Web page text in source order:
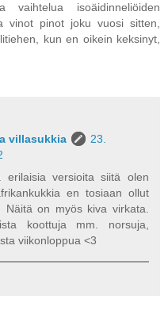
vaihtelua isoäidinneliöiden
vinot pinot joku vuosi sitten,
kun en oikein keksinyt,
villasukkia
23.
erilaisia versioita siitä olen
en tosiaan ollut
on myös kiva virkata.
koottuja mm. norsuja,
viikonloppua <3